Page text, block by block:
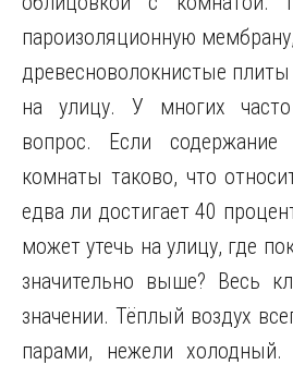
пароизоляционную
древесноволокнистые
на улицу. У многих часто
вопрос. Если
комнаты таково, что
едва ли достигает 40
может утечь на улицу, где
значительно выше? Весь
значении. Тёплый воздух
парами, нежели